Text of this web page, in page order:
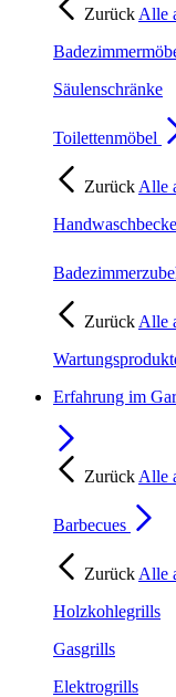
Zurück Alle
Säulenschränke
Toilettenmöbel
Zurück Alle
Zurück Alle
Erfahrung im
Zurück Alle
Barbecues
Zurück Alle
Holzkohlegrills
Gasgrills
Elektrogrills